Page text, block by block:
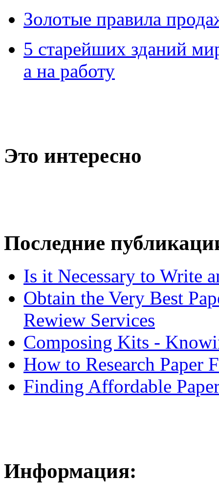
Зoлoтые прaвилa
5 старейших зданий
а на работу
Это интересно
Последние
Is it Necessary to Write
Obtain the Very Best
Rewiew Services
Composing Kits -
How to Research Paper
Finding Affordable
Информация: